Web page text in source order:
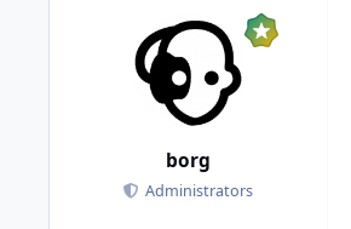
borg
Administrators